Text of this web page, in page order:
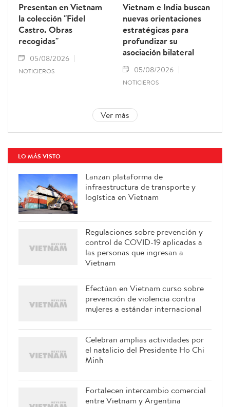
Presentan en Vietnam
la colección "Fidel
Castro. Obras
recogidas"
05/08/2026
NOTICIEROS
Vietnam e India buscan
nuevas orientaciones
estratégicas para
profundizar su
asociación bilateral
05/08/2026
NOTICIEROS
Ver más
LO MÁS VISTO
Lanzan plataforma de
infraestructura de transporte y
logística en Vietnam
Regulaciones sobre prevención y
control de COVID-19 aplicadas a
las personas que ingresan a
Vietnam
Efectúan en Vietnam curso sobre
prevención de violencia contra
mujeres a estándar internacional
Celebran amplias actividades por
el natalicio del Presidente Ho Chi
Minh
Fortalecen intercambio comercial
entre Vietnam y Argentina